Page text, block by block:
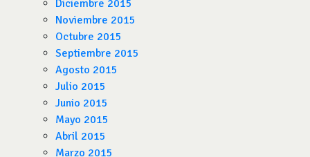
Diciembre 2015
Noviembre 2015
Octubre 2015
Septiembre 2015
Agosto 2015
Julio 2015
Junio 2015
Mayo 2015
Abril 2015
Marzo 2015